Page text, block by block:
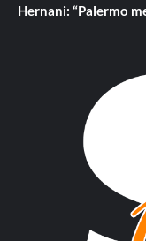
Hernani: “Palermo